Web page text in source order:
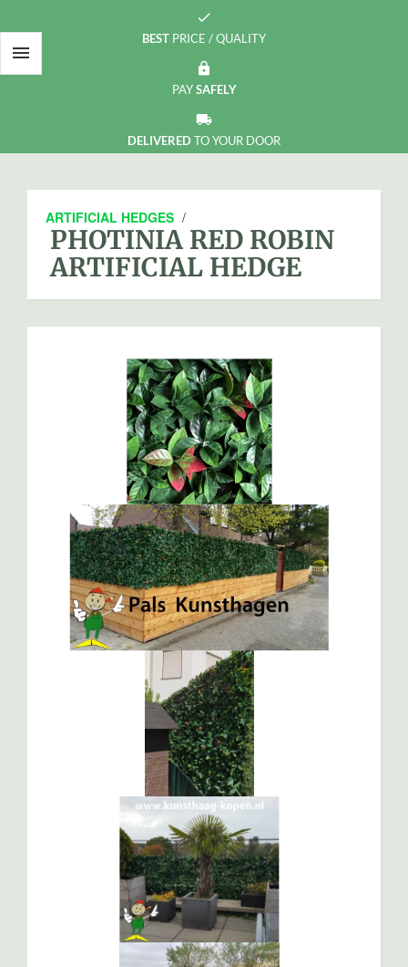

check
BEST PRICE / QUALITY
https
PAYSAFELY
local_shipping
DELIVEREDTO YOUR DOOR
ARTIFICIAL HEDGES /
PHOTINIA RED ROBIN
ARTIFICIAL HEDGE